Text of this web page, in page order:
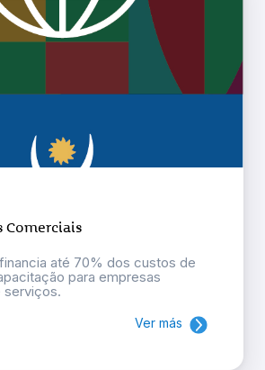
até 70% dos custos de
para empresas
serviços.
Ver más